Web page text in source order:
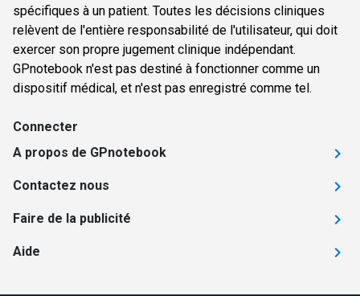
spécifiques à un patient. Toutes les décisions cliniques
relèvent de l'entière responsabilité de l'utilisateur, qui doit
exercer son propre jugement clinique indépendant.
GPnotebook n'est pas destiné à fonctionner comme un
dispositif médical, et n'est pas enregistré comme tel.
Connecter
A propos de GPnotebook
Contactez nous
Faire de la publicité
Aide